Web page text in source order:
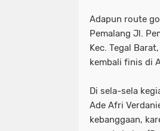
Adapun route
Pemalang Jl.
Kec. Tegal
kembali finis di
Di sela-sela
Ade Afri
kebanggaan,